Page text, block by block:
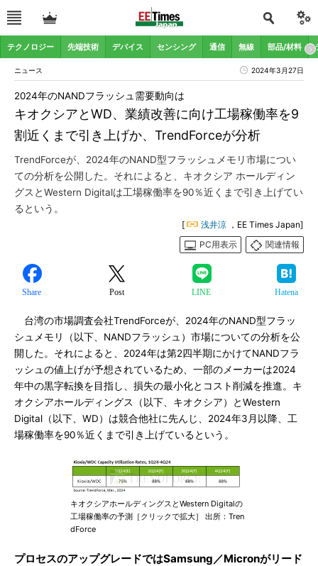
テクノロジー 先端技術 デバイス センシング 通信 無線 部品/材料
ニュース 2024年3月27日
キオクシアとWD、業績改善に向け工場稼働率を9
割近くまで引き上げか、TrendForceが分析
2024年のNANDフラッシュ需要動向は
TrendForceが、2024年のNAND型フラッシュメモリ市場につい
ての分析を公開した。それによると、キオクシア ホールディン
グスとWestern Digitalは工場稼働率を90％近くまで引き上げてい
るという。
[ 浅井涼 ，EE Times Japan]
PC用表示
関連情報
Share Post LINE Hatena
台湾の市場調査会社TrendForceが、2024年のNAND型フラッ
シュメモリ（以下、NANDフラッシュ）市場についての分析を公
開した。それによると、2024年は第2四半期にかけてNANDフラ
ッシュの値上げが予想されているため、一部のメーカーは2024
年中の黒字転換を目指し、損失の最小化とコスト削減を推進。キ
オクシアホールディングス（以下、キオクシア）とWestern
Digital（以下、WD）は競合他社に先んじ、2024年3月以降、工
場稼働率を90％近くまで引き上げているという。
キオクシアホールディングスとWestern Digitalの
工場稼働率の予測［クリックで拡大］ 出所：Tren
dForce
プロセスのアップグレードではSamsung／Micronがリード